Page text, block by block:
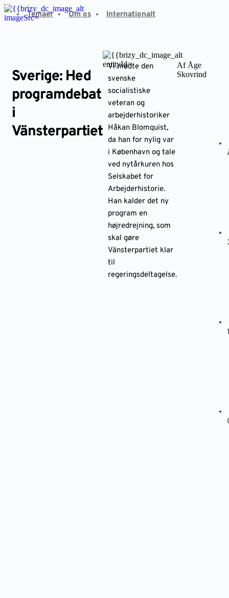
Fortsæt
til
Temaer Om os Internationalt
Sverige: Hed
programdebat
i
Vänsterpartiet
Vi mødte den
svenske
socialistiske
veteran og
arbejderhistoriker
Håkan Blomquist,
da han for nylig var
i København og tale
ved nytårkuren hos
Selskabet for
Arbejderhistorie.
Han kalder det ny
program en
højredrejning, som
skal gøre
Vänsterpartiet klar
til
regeringsdeltagelse.
Af Åge
Skovrind